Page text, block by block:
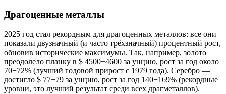
Драгоценные металлы
2025 год стал рекордным для драгоценных металлов: все они
показали двузначный (и часто трёхзначный) процентный рост,
обновив исторические максимумы. Так, например, золото
преодолело планку в $ 4500−4600 за унцию, рост за год около
70−72% (лучший годовой прирост с 1979 года). Серебро —
достигло $ 77−79 за унцию, рост за год 140−169% (рекордные
уровни, это лучший результат среди всех драгметаллов).